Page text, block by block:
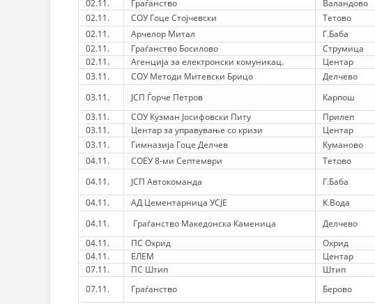
02.11.
Граѓанство Валандово
02.11.
СОУ Гоце Стојчевски Тетово
02.11.
Арчелор Митал Г.Баба
02.11.
Граѓанство Босилово Струмица
02.11.
Агенција за електронски комуникац. Центар
03.11.
СОУ Методи Митевски Брицо Делчево
03.11.
ЈСП Ѓорче Петров Карпош
03.11.
СОУ Кузман Јосифовски Питу Прилеп
03.11.
Центар за управување со кризи Центар
03.11.
Гимназија Гоце Делчев Куманово
04.11.
СОЕУ 8-ми Септември Тетово
04.11.
ЈСП Автокоманда Г.Баба
04.11.
АД Цементарница УСЈЕ К.Вода
04.11.
Граѓанство Македонска Каменица Делчево
04.11.
ПС Охрид Охрид
04.11.
ЕЛЕМ Центар
07.11.
ПС Штип Штип
07.11.
Граѓанство Берово